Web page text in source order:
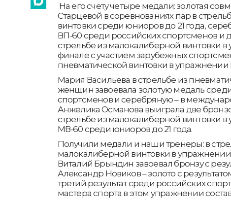
На его счету четыре медали: золотая
Старцевой в соревнованиях пар в
винтовки среди юниоров до 21 года,
ВП-60 среди российских спортсменов и
стрельбе из малокалиберной винтовки
финале с участием зарубежных
пневматической винтовки в упражнении
Мария Васильева в стрельбе из
женщин завоевала золотую медаль
спортсменов и серебряную – в
Анжелика Османова выиграла две
стрельбе из малокалиберной винтовки
МВ-60 среди юниоров до 21 года.
Получили медали и наши тренеры: в
малокалиберной винтовки в
Виталий Брындин завоевал бронзу с
Александр Новиков – золото с
третий результат среди российских
мастера спорта в этом упражнении